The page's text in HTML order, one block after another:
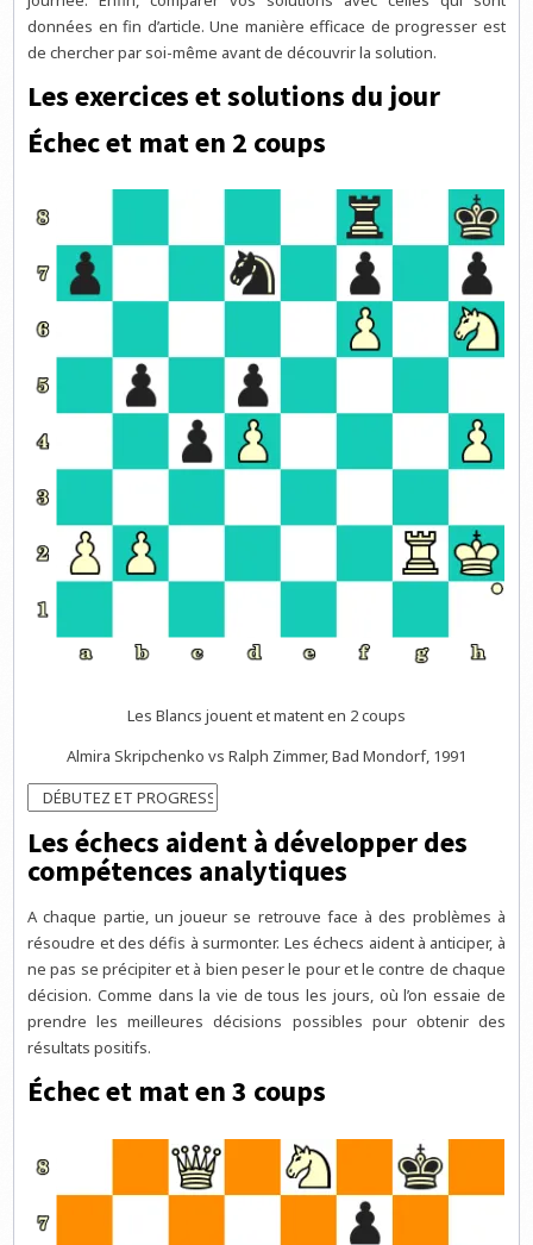
données en fin d’article. Une manière efficace de progresser est
de chercher par soi-même avant de découvrir la solution.
Les exercices et solutions du jour
Échec et mat en 2 coups
Les Blancs jouent et matent en 2 coups
Almira Skripchenko vs Ralph Zimmer, Bad Mondorf, 1991
Les échecs aident à développer des
compétences analytiques
A chaque partie, un joueur se retrouve face à des problèmes à
résoudre et des défis à surmonter. Les échecs aident à anticiper, à
ne pas se précipiter et à bien peser le pour et le contre de chaque
décision. Comme dans la vie de tous les jours, où l’on essaie de
prendre les meilleures décisions possibles pour obtenir des
résultats positifs.
Échec et mat en 3 coups